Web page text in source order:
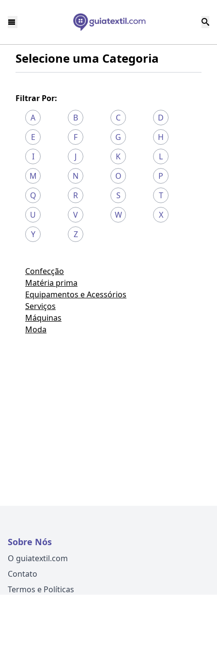
Selecione uma Categoria
Filtrar Por:
A
B C
D
E
F G
H
I
J K
L
M
N O
P
Q
R S
T
U
V W
X
Y
Z
Confecção
Matéria prima
Equipamentos e Acessórios
Serviços
Máquinas
Moda
Sobre Nós
O guiatextil.com
Contato
Termos e Políticas